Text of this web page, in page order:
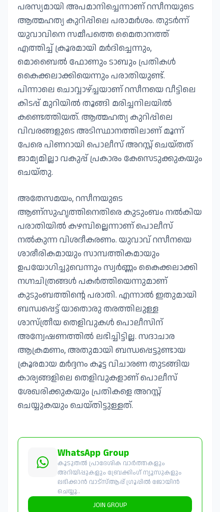
പരസ്യമായി അപമാനിച്ചെന്നാണ് റസീനയുടെ
ആത്മഹത്യ കുറിപ്പിലെ പരാമർശം. തുടർന്ന്
യുവാവിനെ സമീപത്തെ മൈതാനത്ത്
എത്തിച്ച് ക്രൂരമായി മർദിച്ചെന്നും,
മൊബൈൽ ഫോണും ടാബും പ്രതികൾ
കൈക്കലാക്കിയെന്നും പരാതിയുണ്ട്.
പിന്നാലെ ചൊവ്വാഴ്ച്ചയാണ് റസീനയെ വീട്ടിലെ
കിടപ്പ് മുറിയിൽ തൂങ്ങി മരിച്ചനിലയിൽ
കണ്ടെത്തിയത്. ആത്മഹത്യ കുറിപ്പിലെ
വിവരങ്ങളുടെ അടിസ്ഥാനത്തിലാണ് മൂന്ന്
പേരെ പിണറായി പൊലീസ് അറസ്റ്റ് ചെയ്തത്
ജാമ്യമില്ലാ വകുപ്പ് പ്രകാരം കേസെടുക്കുകയും
ചെയ്തു.
അതേസമയം, റസീനയുടെ
ആണ്സുഹൃത്തിനെതിരെ കുടുംബം നൽകിയ
പരാതിയിൽ കഴമ്പില്ലെന്നാണ് പൊലീസ്
നൽകുന്ന വിശദീകരണം. യുവാവ് റസീനയെ
ശാരീരികമായും സാമ്പത്തികമായും
ഉപയോഗിച്ചുവെന്നും സ്വർണ്ണം കൈക്കലാക്കി
നഗ്നചിത്രങ്ങൾ പകർത്തിയെന്നുമാണ്
കുടുംബത്തിന്റെ പരാതി. എന്നാൽ ഇതുമായി
ബന്ധപ്പെട്ട് യാതൊരു തരത്തിലുള്ള
ശാസ്ത്രീയ തെളിവുകൾ പൊലീസിന്
അന്വേഷണത്തിൽ ലഭിച്ചിട്ടില്ല. സദാചാര
ആക്രമണം, അതുമായി ബന്ധപ്പെട്ടുണ്ടായ
ക്രൂരമായ മർദ്ദനം കൂട്ട വിചാരണ തുടങ്ങിയ
കാര്യങ്ങളിലെ തെളിവുകളാണ് പൊലീസ്
ശേഖരിക്കുകയും പ്രതികളെ അറസ്റ്റ്
ചെയ്യുകയും ചെയ്തിട്ടുള്ളത്.
WhatsApp Group
കൂടുതൽ പ്രാദേശിക വാർത്തകളും
അറിയിപ്പുകളും ബ്രേക്കിംഗ് ന്യൂസുകളും
ലഭിക്കാൻ വാട്സ്ആപ്പ് ഗ്രൂപ്പിൽ ജോയിൻ
ചെയ്യൂ..
JOIN GROUP